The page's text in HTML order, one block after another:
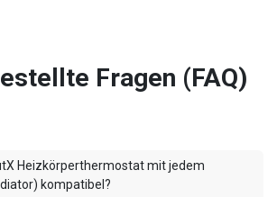
Fragen (FAQ)
Heizkörperthermostat mit jedem
kompatibel?